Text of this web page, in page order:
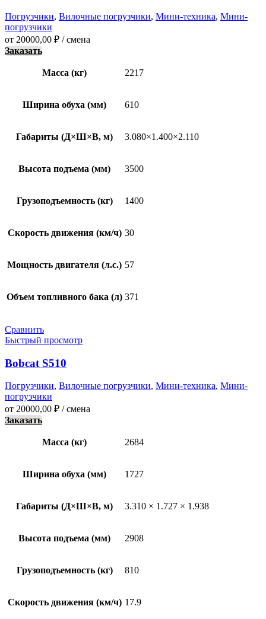
Погрузчики, Вилочные погрузчики, Мини-техника, Мини-
погрузчики
от 20000,00 ₽ / смена
Заказать
Масса (кг) 2217
Ширина обуха (мм) 610
Габариты (Д×Ш×В, м) 3.080×1.400×2.110
Высота подъема (мм) 3500
Грузоподъемность (кг) 1400
Скорость движения (км/ч) 30
Мощность двигателя (л.с.) 57
Объем топливного бака (л) 371
Сравнить
Быстрый просмотр
Bobcat S510
Погрузчики, Вилочные погрузчики, Мини-техника, Мини-
погрузчики
от 20000,00 ₽ / смена
Заказать
Масса (кг) 2684
Ширина обуха (мм) 1727
Габариты (Д×Ш×В, м) 3.310 × 1.727 × 1.938
Высота подъема (мм) 2908
Грузоподъемность (кг) 810
Скорость движения (км/ч) 17.9